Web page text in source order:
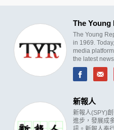
The Young
The Young
in 1969.
media
the latest
新報人
新報人(SPY)
進步，發展成